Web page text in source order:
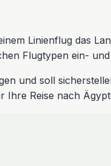
Linienflug das
Flugtypen ein-
und soll
Ihre Reise nach